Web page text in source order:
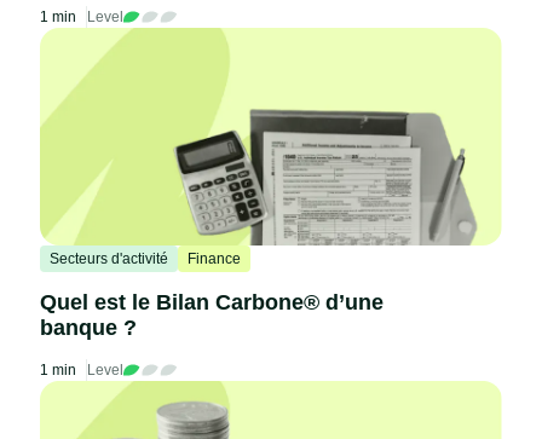
1 min Level
Secteurs d'activité Finance
Quel est le Bilan Carbone® d’une
banque ?
1 min Level